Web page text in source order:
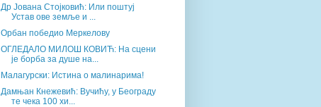
Др Јована Стојковић: Или поштуј
Устав ове земље и ...
Орбан победио Меркелову
ОГЛЕДАЛО МИЛОШ КОВИЋ: На сцени
је борба за душе на...
Малагурски: Истина о малинарима!
Дамњан Кнежевић: Вучићу, у Београду
те чека 100 хи...